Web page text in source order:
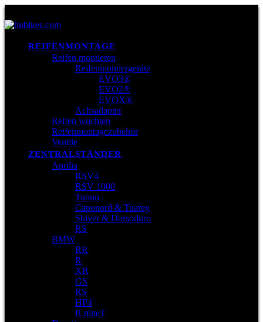
REIFENMONTAGE
Reifen montieren
Reifenmontiergeräte
EVO3®
EVO2®
EVOX®
Achsadapter
Reifen wuchten
Reifenmontagezubehör
Ventile
ZENTRALSTÄNDER
Aprilia
RSV4
RSV 1000
Tuono
Caponord & Tuareg
Shiver & Dorsoduro
RS
BMW
RR
R
XR
GS
RS
HP4
R nineT